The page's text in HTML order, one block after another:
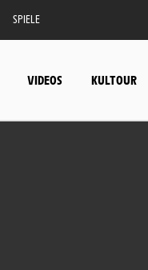
SPIELE
VIDEOS KULTOUR